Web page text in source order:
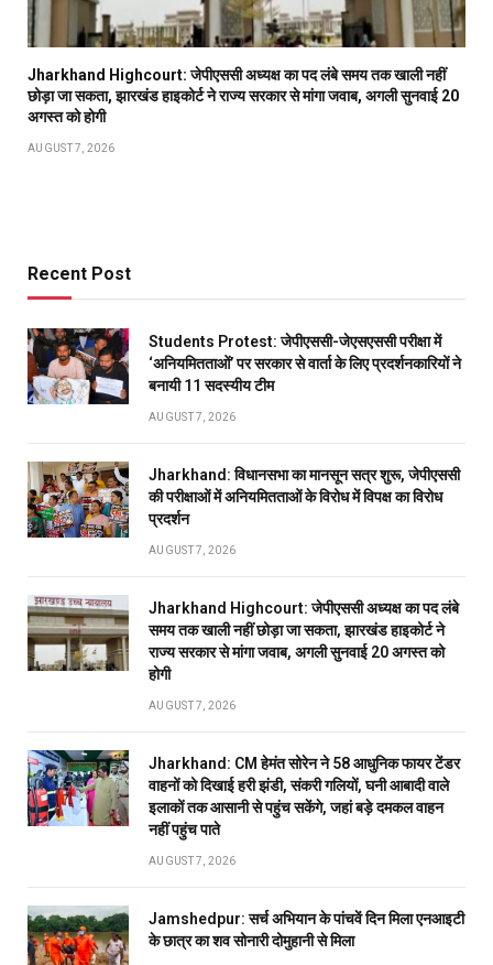
Jharkhand Highcourt: जेपीएससी अध्यक्ष का पद लंबे समय तक खाली नहीं
छोड़ा जा सकता, झारखंड हाइकोर्ट ने राज्य सरकार से मांगा जवाब, अगली सुनवाई 20
अगस्त को होगी
AUGUST 7, 2026
Recent Post
Students Protest: जेपीएससी-जेएसएससी परीक्षा में
‘अनियमितताओं’ पर सरकार से वार्ता के लिए प्रदर्शनकारियों ने
बनायी 11 सदस्यीय टीम
AUGUST 7, 2026
Jharkhand: विधानसभा का मानसून सत्र शुरू, जेपीएससी
की परीक्षाओं में अनियमितताओं के विरोध में विपक्ष का विरोध
प्रदर्शन
AUGUST 7, 2026
Jharkhand Highcourt: जेपीएससी अध्यक्ष का पद लंबे
समय तक खाली नहीं छोड़ा जा सकता, झारखंड हाइकोर्ट ने
राज्य सरकार से मांगा जवाब, अगली सुनवाई 20 अगस्त को
होगी
AUGUST 7, 2026
Jharkhand: CM हेमंत सोरेन ने 58 आधुनिक फायर टेंडर
वाहनों को दिखाई हरी झंडी, संकरी गलियों, घनी आबादी वाले
इलाकों तक आसानी से पहुंच सकेंगे, जहां बड़े दमकल वाहन
नहीं पहुंच पाते
AUGUST 7, 2026
Jamshedpur: सर्च अभियान के पांचवें दिन मिला एनआइटी
के छात्र का शव सोनारी दोमुहानी से मिला